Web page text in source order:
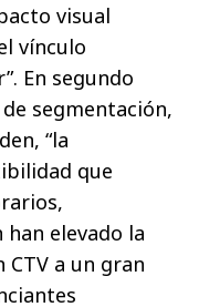
visual
vínculo
En segundo
segmentación,
“la
que
elevado la
a un gran